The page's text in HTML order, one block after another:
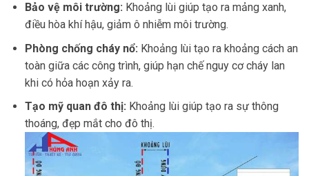
Bảo vệ môi trường: Khoảng lùi giúp tạo ra mảng xanh,
điều hòa khí hậu, giảm ô nhiễm môi trường.
Phòng chống cháy nổ: Khoảng lùi tạo ra khoảng cách an
toàn giữa các công trình, giúp hạn chế nguy cơ cháy lan
khi có hỏa hoạn xảy ra.
Tạo mỹ quan đô thị: Khoảng lùi giúp tạo ra sự thông
thoáng, đẹp mắt cho đô thị.